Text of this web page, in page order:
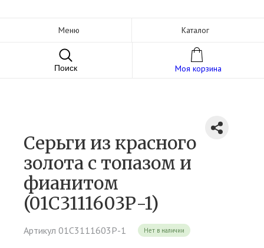
Меню Каталог
Поиск Моя корзина
Серьги из красного
золота c топазом и
фианитом
(01С3111603Р-1)
Артикул 01С3111603Р-1 Нет в наличии